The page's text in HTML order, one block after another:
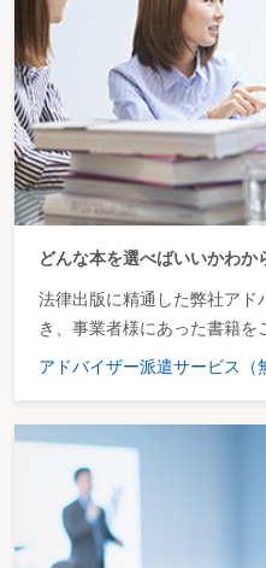
どんな本を選べばいいかわか
法律出版に精通した弊社アド
き、事業者様にあった書籍を
アドバイザー派遣サービス（